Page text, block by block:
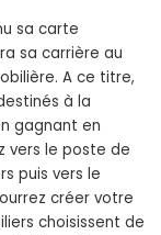
sa carte
sa carrière au
A ce titre,
à la
gagnant en
vers le poste de
puis vers le
créer votre
choisissent de